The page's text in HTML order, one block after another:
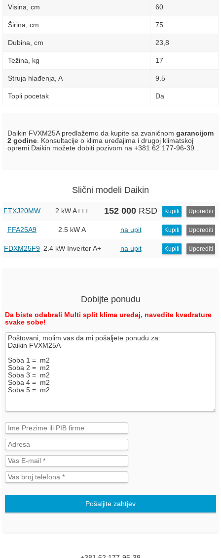
Visina, сm 60
Širina, сm 75
Dubina, сm 23,8
Težina, kg 17
Struja hlađenja, A 9.5
Topli pocetak Da
Daikin FVXM25A predlažemo da kupite sa zvaničnom garancijom
2 godine . Konsultacije o klima uređajima i drugoj klimatskoj
opremi Daikin možete dobiti pozivom na +381 62 177-96-39 .
Slični modeli Daikin
FTXJ20MW 2 kW A+++ 152 000 RSD Kupiti Uporediti
FFA25A9 2.5 kW A na upit Kupiti Uporediti
FDXM25F9 2.4 kW Inverter A+ na upit Kupiti Uporediti
Dobijte ponudu
Da biste odabrali Multi split klima uređaj, navedite kvadrature
svake sobe!
Pošaljite zahtjev